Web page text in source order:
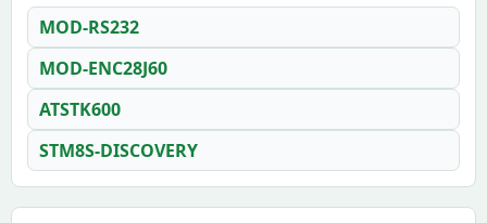
MOD-RS232
MOD-ENC28J60
ATSTK600
STM8S-DISCOVERY